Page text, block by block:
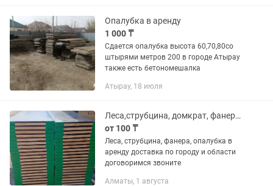
Опалубка в аренду
1 000 ₸
Сдается опалубка высота 60,70,80со
штырями метров 200 в городе Атырау
также есть бетономешалка
Атырау, 18 июля
Леса,струбцина, домкрат, фанера, опалубка в аренду доставка по городу и обл
от 100 ₸
Леса, струбцина, фанера, опалубка в
аренду доставка по городу и области
договоримся звоните
Алматы, 1 августа